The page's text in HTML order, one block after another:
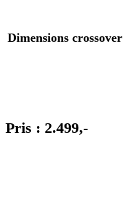
Dimensions crossover
Pris : 2.499,-